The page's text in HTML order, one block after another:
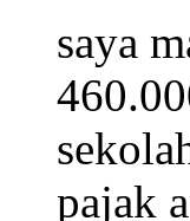
saya
pajak